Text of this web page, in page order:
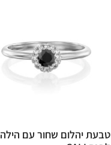
טבעת יהלום שחור עם הילה